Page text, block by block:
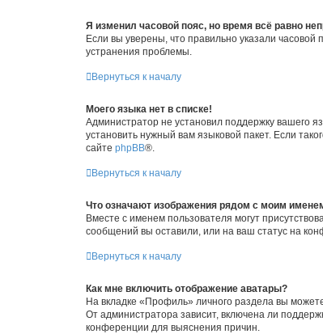
Я изменил часовой пояс, но время всё равно
Если вы уверены, что правильно указали
устранения проблемы.
Вернуться к началу
Моего языка нет в списке!
Администратор не установил поддержку вашего
установить нужный вам языковой пакет. Если
сайте phpBB®.
Вернуться к началу
Что означают изображения рядом с моим
Вместе с именем пользователя могут
сообщений вы оставили, или на ваш статус на
Вернуться к началу
Как мне включить отображение аватары?
На вкладке «Профиль» личного раздела вы
От администратора зависит, включена ли
конференции для выяснения причин.